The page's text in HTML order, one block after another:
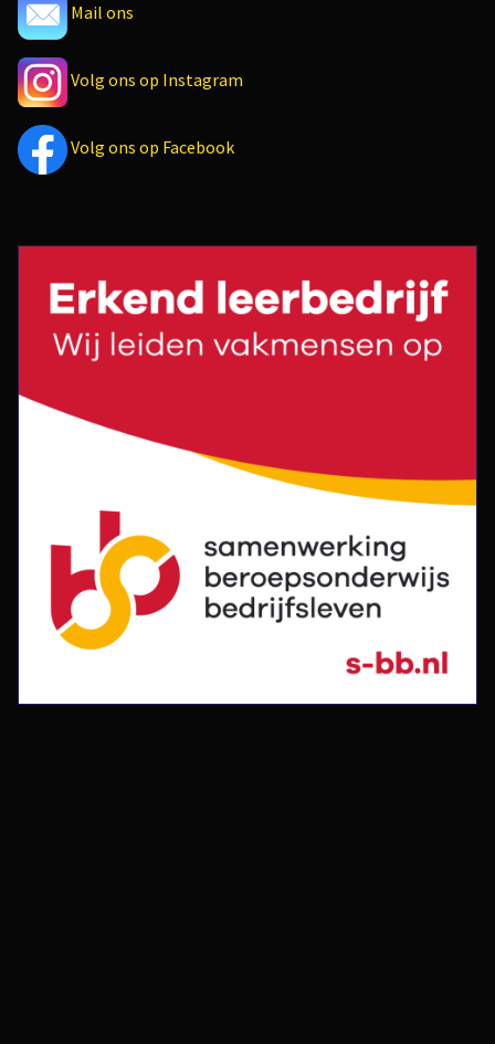
Mail ons
Volg ons op Instagram
Volg ons op Facebook